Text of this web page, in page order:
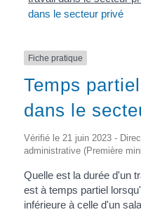
dans le secteur privé
Fiche pratique
Temps
dans le
Vérifié le 21 juin 2023 -
administrative (Première
Quelle est la durée d'un
est à temps partiel
inférieure à celle d'un